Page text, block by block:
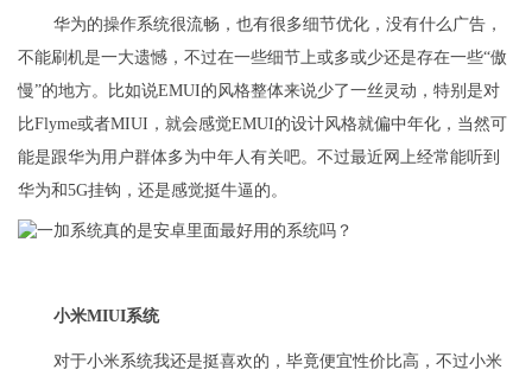
华为的操作系统很流畅，也有很多细节优化，没有什么广告，
不能刷机是一大遗憾，不过在一些细节上或多或少还是存在一些“傲
慢”的地方。比如说EMUI的风格整体来说少了一丝灵动，特别是对
比Flyme或者MIUI，就会感觉EMUI的设计风格就偏中年化，当然可
能是跟华为用户群体多为中年人有关吧。不过最近网上经常能听到
华为和5G挂钩，还是感觉挺牛逼的。
小米MIUI系统
对于小米系统我还是挺喜欢的，毕竟便宜性价比高，不过小米